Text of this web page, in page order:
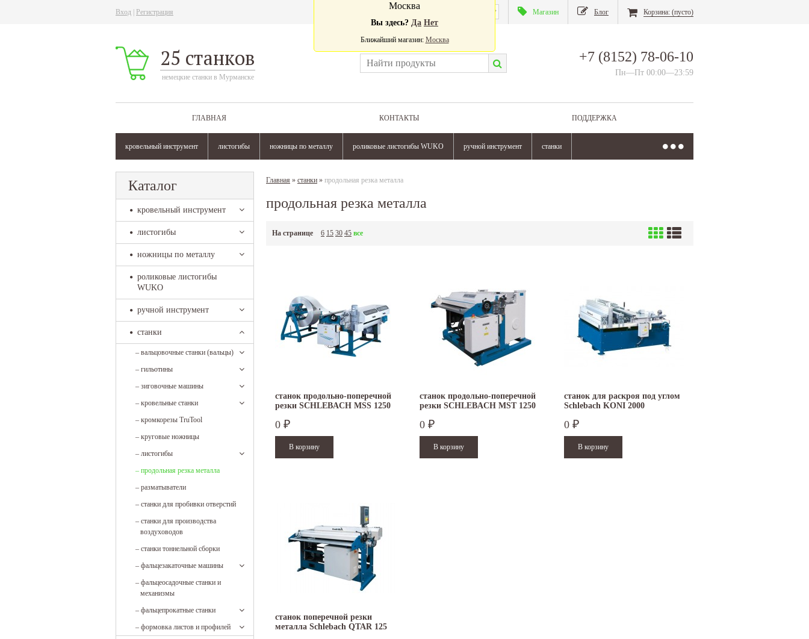
Вход Регистрация Магазин Блог Корзина: (пусто)
25 станков
немецкие станки в Мурманске
+7 (8152) 78-06-10
Пн—Пт 00:00—23:59
ГЛАВНАЯ КОНТАКТЫ ПОДДЕРЖКА
кровельный инструмент листогибы ножницы по металлу роликовые листогибы WUKO ручной инструмент станки
Москва
Вы здесь? Да Нет
Ближайший магазин: Москва
Каталог
кровельный инструмент
листогибы
ножницы по металлу
роликовые листогибы
WUKO
ручной инструмент
станки
– вальцовочные станки (вальцы)
– гильотины
– зиговочные машины
– кровельные станки
– кромкорезы TruTool
– круговые ножницы
– листогибы
– продольная резка металла
– разматыватели
– станки для пробивки отверстий
– станки для производства
воздуховодов
– станки тоннельной сборки
– фальцезакаточные машины
– фальцеосадочные станки и
механизмы
– фальцепрокатные станки
– формовка листов и профилей
Главная » станки » продольная резка металла
продольная резка металла
На странице 6 15 30 45 все
станок продольно-поперечной
резки SCHLEBACH MSS 1250
0 ₽
станок продольно-поперечной
резки SCHLEBACH MST 1250
0 ₽
станок для раскроя под углом
Schlebach KONI 2000
0 ₽
станок поперечной резки
металла Schlebach QTAR 125